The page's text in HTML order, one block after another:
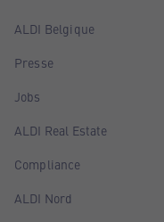
ALDI Belgique
Presse
Jobs
ALDI Real Estate
Compliance
ALDI Nord